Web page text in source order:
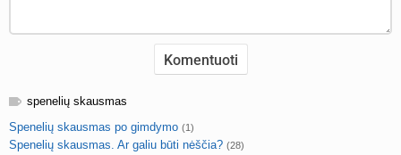
spenelių skausmas
Spenelių skausmas po gimdymo (1)
Spenelių skausmas. Ar galiu būti nėščia? (28)